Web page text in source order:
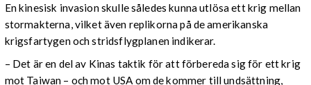
En kinesisk invasion skulle således kunna utlösa ett krig mellan
stormakterna, vilket även replikorna på de amerikanska
krigsfartygen och stridsflygplanen indikerar.
– Det är en del av Kinas taktik för att förbereda sig för ett krig
mot Taiwan – och mot USA om de kommer till undsättning,